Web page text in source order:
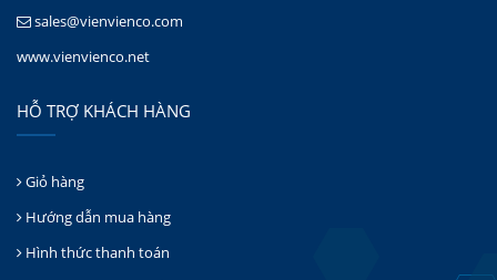
sales@vienvienco.com
www.vienvienco.net
HỖ TRỢ KHÁCH HÀNG
Giỏ hàng
Hướng dẫn mua hàng
Hình thức thanh toán